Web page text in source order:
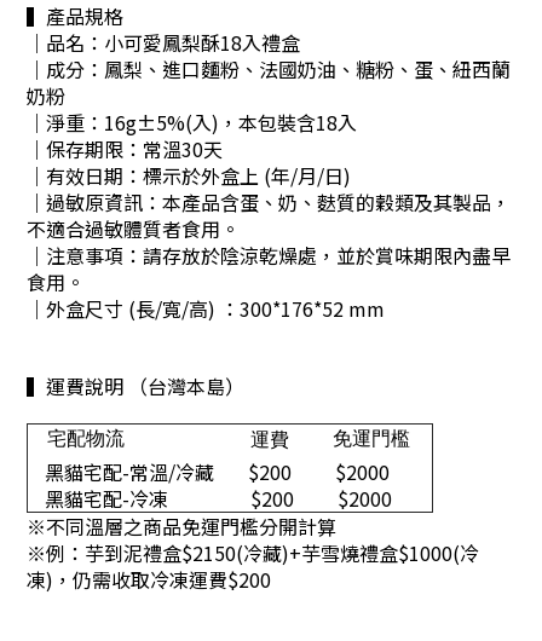
▍產品規格
｜品名：小可愛鳳梨酥18入禮盒
｜成分： 鳳梨、進口麵粉、法國奶油、糖粉、蛋、紐西蘭
奶粉
｜淨重：16g±5%(入)，本包裝含18入
｜保存期限：常溫30天
｜有效日期：標示於外盒上 (年/月/日)
｜過敏原資訊：本產品含蛋、奶、麩質的穀類及其製品，
不適合過敏體質者食用。
｜注意事項：請存放於陰涼乾燥處，並於賞味期限內盡早
食用。
｜外盒尺寸 (長/寬/高) ：300*176*52 mm
▍運費說明 （台灣本島）
宅配物流 運費 免運門檻
黑貓宅配-常溫/冷藏 $200
$2000
黑貓宅配-冷凍
$200
$2000
※不同溫層之商品免運門檻分開計算
※例：芋到泥禮盒$2150(冷藏)+芋雪燒禮盒$1000(冷
凍)，仍需收取冷凍運費$200